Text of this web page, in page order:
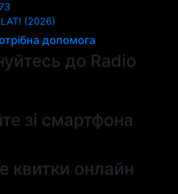
(2026)
допомога
до Radio
зі смартфона
квитки онлайн